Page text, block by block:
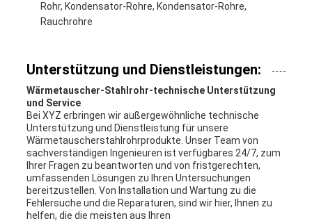
Rohr, Kondensator-Rohre, Kondensator-Rohre,
Rauchrohre
Unterstützung und Dienstleistungen:
Wärmetauscher-Stahlrohr-technische Unterstützung
und Service
Bei XYZ erbringen wir außergewöhnliche technische
Unterstützung und Dienstleistung für unsere
Wärmetauscherstahlrohrprodukte. Unser Team von
sachverständigen Ingenieuren ist verfügbares 24/7, zum
Ihrer Fragen zu beantworten und von fristgerechten,
umfassenden Lösungen zu Ihren Untersuchungen
bereitzustellen. Von Installation und Wartung zu die
Fehlersuche und die Reparaturen, sind wir hier, Ihnen zu
helfen, die die meisten aus Ihren